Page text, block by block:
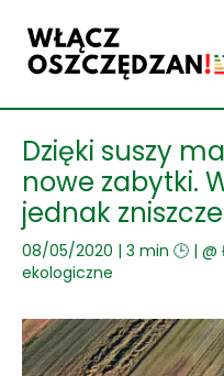
treści
Dzięki suszy
nowe zabytki.
jednak
08/05/2020 | 3 min 🕒 | @
ekologiczne